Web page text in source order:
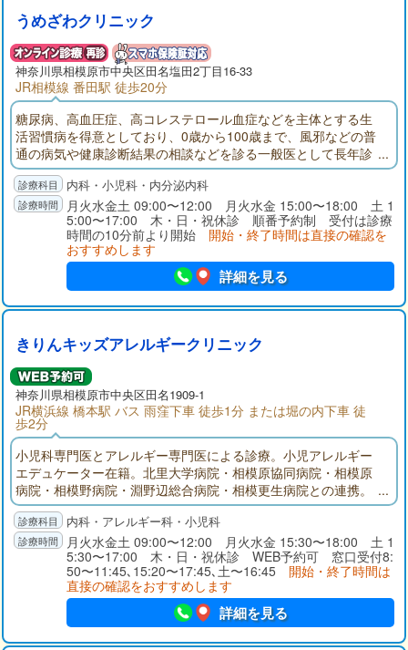
うめざわクリニック
神奈川県相模原市中央区田名塩田2丁目16-33
JR相模線 番田駅 徒歩20分
糖尿病、高血圧症、高コレステロール血症などを主体とする生
活習慣病を得意としており、0歳から100歳まで、風邪などの普
通の病気や健康診断結果の相談などを診る一般医として長年診
療を続けてきました。最近はホームページをみて、甲状腺の病
気を心配されて来院する方が増えています。今後も専門医と一
般医の二刀流でやっていきたいと思います。
内科・小児科・内分泌内科
月火水金土 09:00〜12:00 月火水金 15:00〜18:00 土 1
5:00〜17:00 木・日・祝休診 順番予約制 受付は診療
時間の10分前より開始 開始・終了時間は直接の確認を
おすすめします
詳細を見る
きりんキッズアレルギークリニック
神奈川県相模原市中央区田名1909-1
JR横浜線 橋本駅 バス 雨窪下車 徒歩1分 または堀の内下車 徒
歩2分
小児科専門医とアレルギー専門医による診療。小児アレルギー
エデュケーター在籍。北里大学病院・相模原協同病院・相模原
病院・相模野病院・淵野辺総合病院・相模更生病院との連携。
食物アレルギーに対する食物経口負荷試験実施可能。スギ花粉
症やダニによるアレルギー性鼻炎の症状を和らげる舌下免疫療
法実施可能。Web問診表を事前にご記入いただくことで待ち時
間の短縮が可能となります。
内科・アレルギー科・小児科
月火水金土 09:00〜12:00 月火水金 15:30〜18:00 土 1
5:30〜17:00 木・日・祝休診 WEB予約可 窓口受付8:
50〜11:45､15:20〜17:45､土〜16:45 開始・終了時間は
直接の確認をおすすめします
詳細を見る